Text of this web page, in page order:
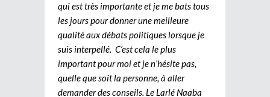
qui est très importante et je me bats tous
les jours pour donner une meilleure
qualité aux débats politiques lorsque je
suis interpellé. C’est cela le plus
important pour moi et je n’hésite pas,
quelle que soit la personne, à aller
demander des conseils. Le Larlé Naaba